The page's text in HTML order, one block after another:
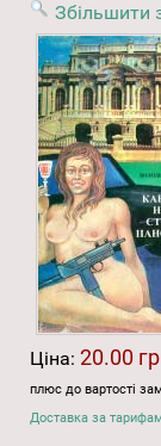
Збільшити
Ціна: 20.00
плюс до вартості
Доставка за